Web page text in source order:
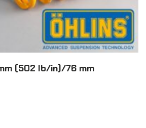
(502 lb/in)/76 mm